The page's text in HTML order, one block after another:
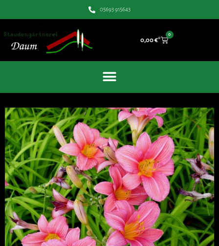
05693 915643
0,00€
0